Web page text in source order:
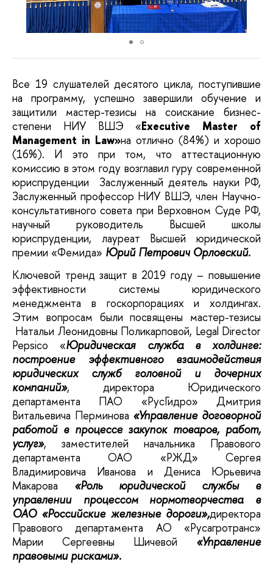
Все 19 слушателей десятого цикла, поступившие
на программу, успешно завершили обучение и
защитили мастер-тезисы на соискание бизнес-
степени НИУ ВШЭ «Executive Master of
Management in Law»на отлично (84%) и хорошо
(16%). И это при том, что аттестационную
комиссию в этом году возглавил гуру современной
юриспруденции Заслуженный деятель науки РФ,
Заслуженный профессор НИУ ВШЭ, член Научно-
консультативного совета при Верховном Суде РФ,
научный руководитель Высшей школы
юриспруденции, лауреат Высшей юридической
премии «Фемида» Юрий Петрович Орловский.
Ключевой тренд защит в 2019 году – повышение
эффективности системы юридического
менеджмента в госкорпорациях и холдингах.
Этим вопросам были посвящены мастер-тезисы
Натальи Леонидовны Поликарповой, Legal Director
Pepsico «Юридическая служба в холдинге:
построение эффективного взаимодействия
юридических служб головной и дочерних
компаний», директора Юридического
департамента ПАО «РусГидро» Дмитрия
Витальевича Перминова «Управление договорной
работой в процессе закупок товаров, работ,
услуг», заместителей начальника Правового
департамента ОАО «РЖД» Сергея
Владимировича Иванова и Дениса Юрьевича
Макарова «Роль юридической службы в
управлении процессом нормотворчества в
ОАО «Российские железные дороги»,директора
Правового департамента АО «Русагротранс»
Марии Сергеевны Шичевой
«Управление
правовыми рисками».